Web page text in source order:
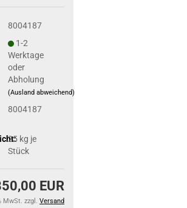
8004187
1-2
Werktage
oder
Abholung
(Ausland abweichend)
8004187
25kg je
Stück
EUR
MwSt. zzgl. Versand